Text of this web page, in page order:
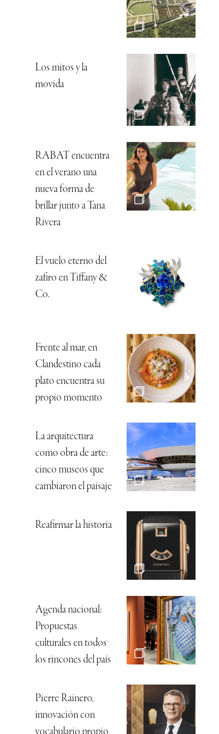
Los mitos y la
movida
RABAT encuentra
en el verano una
nueva forma de
brillar junto a Tana
Rivera
El vuelo eterno del
zafiro en Tiffany &
Co.
Frente al mar, en
Clandestino cada
plato encuentra su
propio momento
La arquitectura
como obra de arte:
cinco museos que
cambiaron el paisaje
Reafirmar la historia
Agenda nacional:
Propuestas
culturales en todos
los rincones del país
Pierre Rainero,
innovación con